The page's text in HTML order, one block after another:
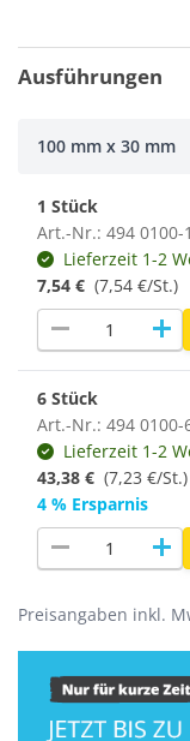
Ausführungen
100 mm x 30 mm
1 Stück
Art.-Nr.: 494 0100-
Lieferzeit 1-2
7,54 € (7,54 €/St.)
remove add
6 Stück
Art.-Nr.: 494 0100-
Lieferzeit 1-2
43,38 € (7,23 €/St.)
4 % Ersparnis
remove add
Preisangaben inkl.